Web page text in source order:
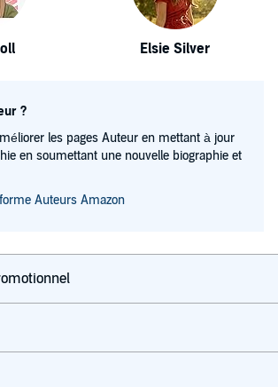
Elsie Silver
?
les pages Auteur en mettant à jour
en soumettant une nouvelle biographie et
Auteurs Amazon